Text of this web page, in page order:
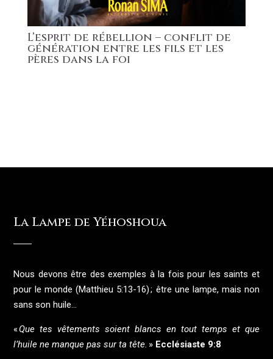
L’esprit de rébellion – conflit de
génération entre les fils et les
pères dans la foi
La Lampe de Yéhoshoua
Nous devons être des exemples à la fois pour les saints et
pour le monde (Matthieu 5:13-16) ; être une lampe, mais non
sans son huile…
«Que tes vêtements soient blancs en tout temps et que
l’huile ne manque pas sur ta tête. » Ecclésiaste 9:8